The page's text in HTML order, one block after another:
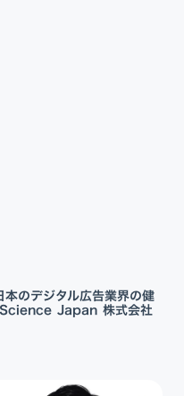
本のデジタル広告業界の健
Japan 株式会社